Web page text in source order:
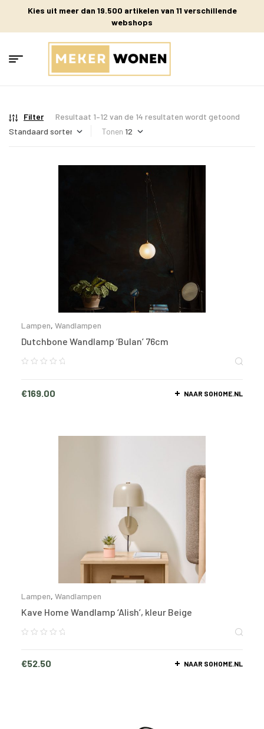
Kies uit meer dan 19.500 artikelen van 11 verschillende
webshops
Filter
Resultaat 1–12 van de 14 resultaten wordt getoond
Tonen
Lampen, Wandlampen
Dutchbone Wandlamp ‘Bulan’ 76cm
€169.00 NAAR SOHOME.NL
Lampen, Wandlampen
Kave Home Wandlamp ‘Alish’, kleur Beige
€52.50 NAAR SOHOME.NL